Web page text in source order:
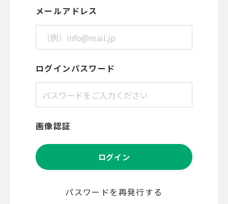
メールアドレス
ログインパスワード
画像認証
ログイン
パスワードを再発行する